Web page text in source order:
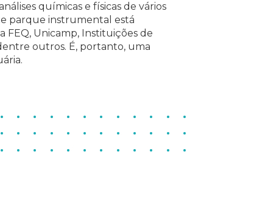
químicas e físicas de vários
parque instrumental está
FEQ, Unicamp, Instituições de
outros. É, portanto, uma